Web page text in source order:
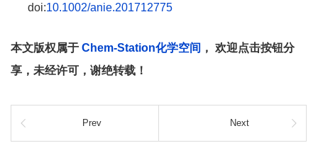
doi:10.1002/anie.201712775
本文版权属于 Chem-Station化学空间
， 欢迎点击按钮分
享，未经许可，谢绝转载！
Prev Next